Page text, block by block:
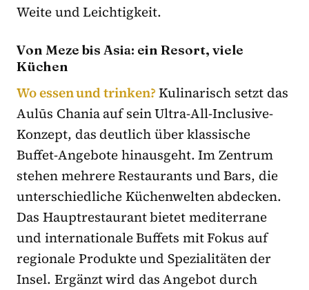
Weite und Leichtigkeit.
Von Meze bis Asia: ein Resort, viele
Küchen
Wo essen und trinken?Kulinarisch setzt das
Aulūs Chania auf sein Ultra-All-Inclusive-
Konzept, das deutlich über klassische
Buffet-Angebote hinausgeht. Im Zentrum
stehen mehrere Restaurants und Bars, die
unterschiedliche Küchenwelten abdecken.
Das Hauptrestaurant bietet mediterrane
und internationale Buffets mit Fokus auf
regionale Produkte und Spezialitäten der
Insel. Ergänzt wird das Angebot durch